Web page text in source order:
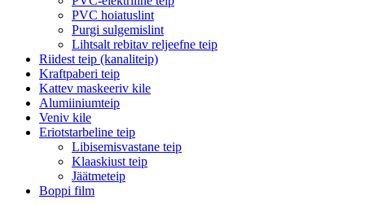
PVC hoiatuslint
Purgi sulgemislint
Lihtsalt rebitav reljeefne teip
Riidest teip (kanaliteip)
Kraftpaberi teip
Kattev maskeeriv kile
Alumiiniumteip
Veniv kile
Eriotstarbeline teip
Libisemisvastane teip
Klaaskiust teip
Jäätmeteip
Boppi film